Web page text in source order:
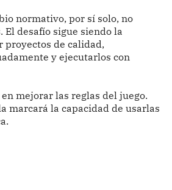
normativo, por sí solo, no
El desafío sigue siendo la
de calidad,
y ejecutarlos con
mejorar las reglas del juego.
marcará la capacidad de usarlas